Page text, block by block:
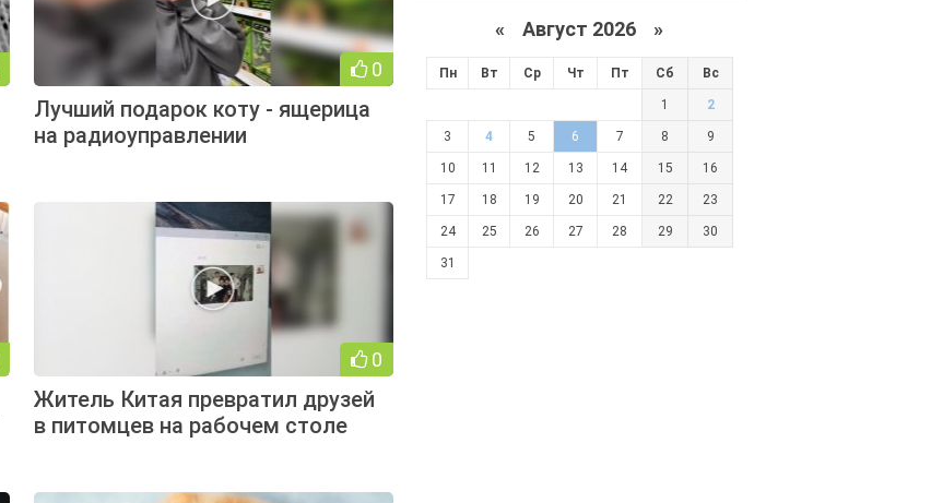
0
Лучший подарок коту - ящерица
на радиоуправлении
0
Житель Китая превратил друзей
в питомцев на рабочем столе
« Август 2026 »
Пн Вт Ср Чт Пт Сб Вс
1 2
3 4 5 6 7 8 9
10 11 12 13 14 15 16
17 18 19 20 21 22 23
24 25 26 27 28 29 30
31